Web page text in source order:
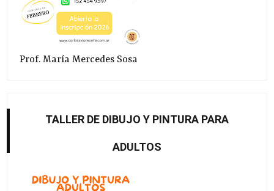
Prof. María Mercedes Sosa
TALLER DE DIBUJO Y PINTURA PARA
ADULTOS